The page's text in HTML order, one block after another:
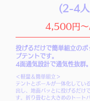
(2-4
4,500円
投げるだけで簡単組立のポ
プテントです。
4面通気設計で通気性抜群。
＜軽量＆簡単組立＞
テントとポールが一体化してい
出し、地面バッとに投げるだけ
す。折り畳むと大きめのトート